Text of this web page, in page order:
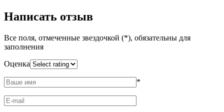
Написать отзыв
Все поля, отмеченные звездочкой (*), обязательны для
заполнения
Оценка
*